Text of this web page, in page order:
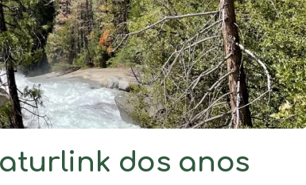
dos anos